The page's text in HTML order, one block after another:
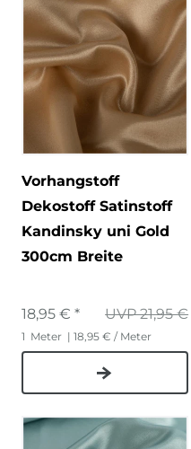
Vorhangstoff
Dekostoff Satinstoff
Kandinsky uni Gold
300cm Breite
UVP 21,95 €
18,95 € *
1 Meter | 18,95 € / Meter